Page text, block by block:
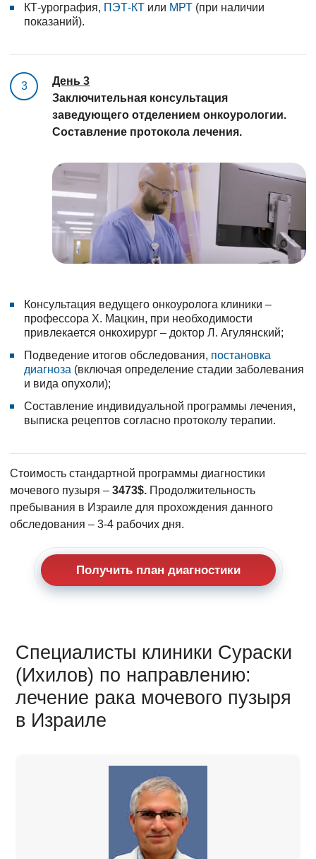
КТ-урография, ПЭТ-КТ или МРТ (при наличии
показаний).
3
День 3
Заключительная консультация
заведующего отделением онкоурологии.
Составление протокола лечения.
Консультация ведущего онкоуролога клиники –
профессора Х. Мацкин, при необходимости
привлекается онкохирург – доктор Л. Агулянский;
Подведение итогов обследования, постановка
диагноза (включая определение стадии заболевания
и вида опухоли);
Составление индивидуальной программы лечения,
выписка рецептов согласно протоколу терапии.
Стоимость стандартной программы диагностики
мочевого пузыря –3473$. Продолжительность
пребывания в Израиле для прохождения данного
обследования – 3-4 рабочих дня.
Получить план диагностики
Специалисты клиники Сураски
(Ихилов) по направлению:
лечение рака мочевого пузыря
в Израиле